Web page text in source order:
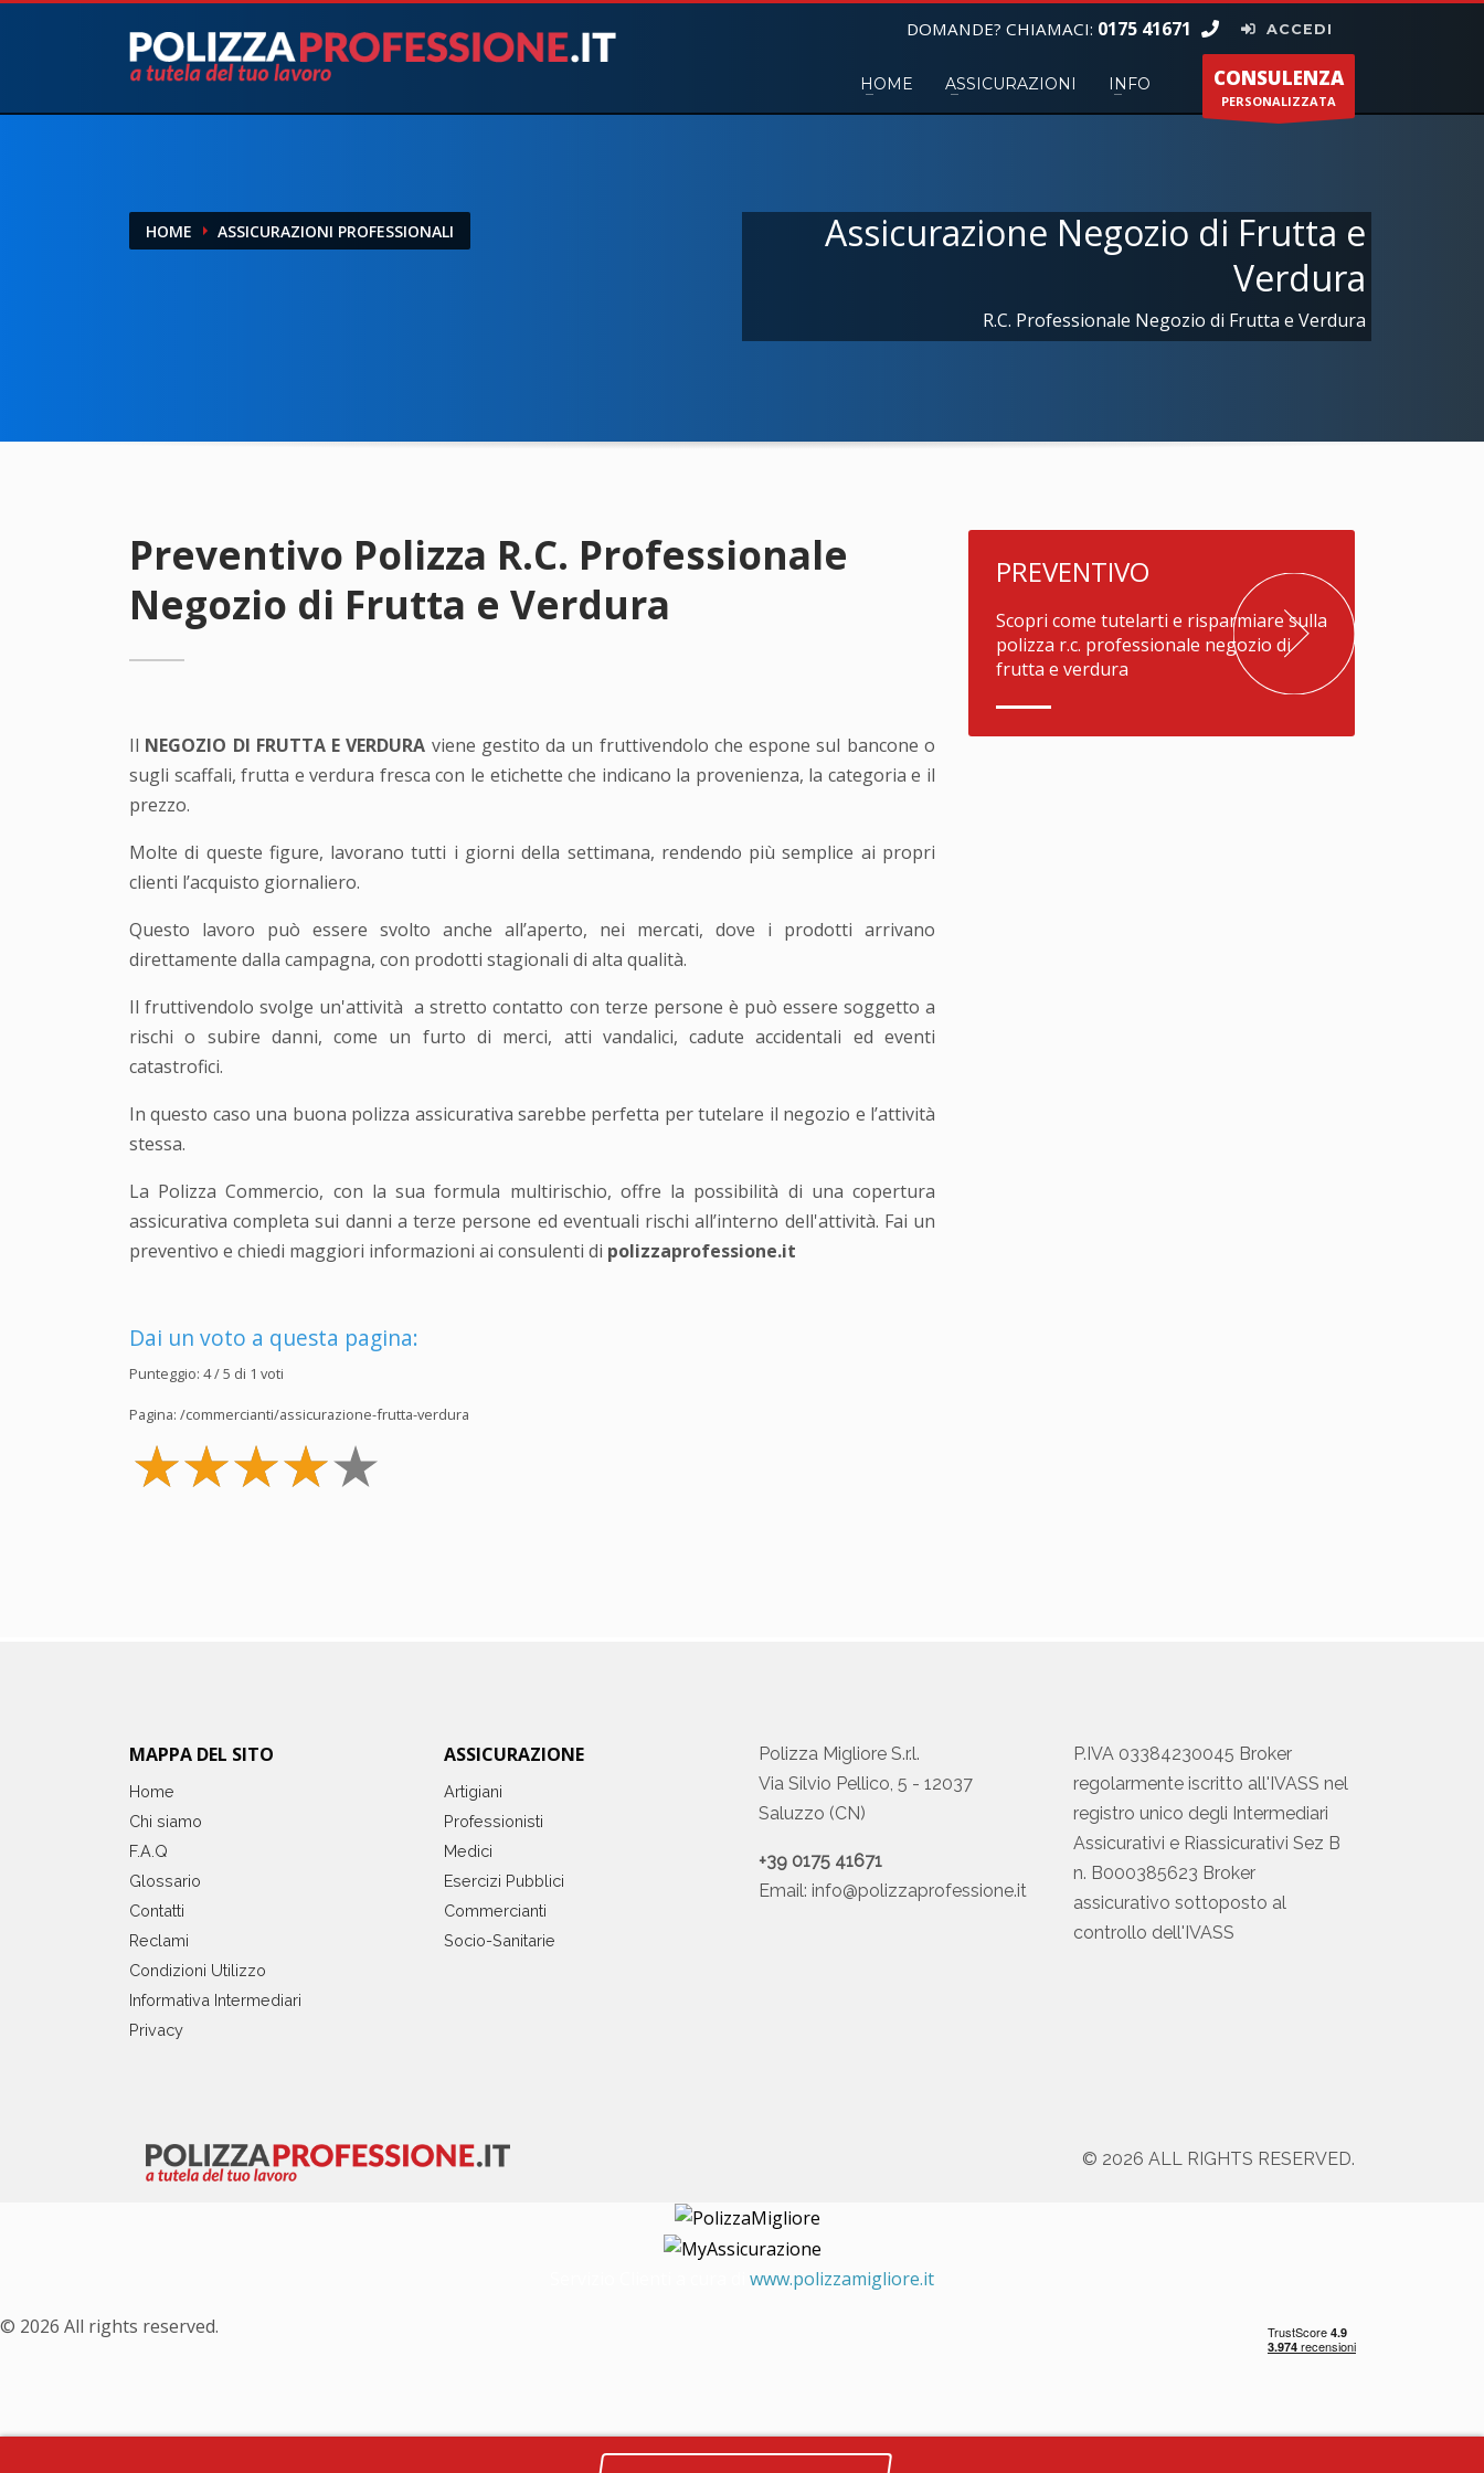
DOMANDE? CHIAMACI: 0175 41671 ACCEDI
HOME ASSICURAZIONI INFO CONSULENZA
PERSONALIZZATA
HOME ASSICURAZIONI PROFESSIONALI
Assicurazione Negozio di Frutta e
Verdura
R.C. Professionale Negozio di Frutta e Verdura
Preventivo Polizza R.C. Professionale
Negozio di Frutta e Verdura
Il NEGOZIO DI FRUTTA E VERDURA viene gestito da un fruttivendolo che espone sul bancone o
sugli scaffali, frutta e verdura fresca con le etichette che indicano la provenienza, la categoria e il
prezzo.
Molte di queste figure, lavorano tutti i giorni della settimana, rendendo più semplice ai propri
clienti l’acquisto giornaliero.
Questo lavoro può essere svolto anche all’aperto, nei mercati, dove i prodotti arrivano
direttamente dalla campagna, con prodotti stagionali di alta qualità.
Il fruttivendolo svolge un'attività a stretto contatto con terze persone è può essere soggetto a
rischi o subire danni, come un furto di merci, atti vandalici, cadute accidentali ed eventi
catastrofici.
In questo caso una buona polizza assicurativa sarebbe perfetta per tutelare il negozio e l’attività
stessa.
La Polizza Commercio, con la sua formula multirischio, offre la possibilità di una copertura
assicurativa completa sui danni a terze persone ed eventuali rischi all’interno dell'attività. Fai un
preventivo e chiedi maggiori informazioni ai consulenti di polizzaprofessione.it
Dai un voto a questa pagina:
Punteggio: 4/ 5 di 1 voti
Pagina: /commercianti/assicurazione-frutta-verdura
PREVENTIVO
Scopri come tutelarti e risparmiare sulla
polizza r.c. professionale negozio di
frutta e verdura
MAPPA DEL SITO
Home
Chi siamo
F.A.Q
Glossario
Contatti
Reclami
Condizioni Utilizzo
Informativa Intermediari
Privacy
ASSICURAZIONE
Artigiani
Professionisti
Medici
Esercizi Pubblici
Commercianti
Socio-Sanitarie
Polizza Migliore S.r.l.
Via Silvio Pellico, 5 - 12037
Saluzzo (CN)
+39 0175 41671
Email: info@polizzaprofessione.it
P.IVA 03384230045 Broker
regolarmente iscritto all'IVASS nel
registro unico degli Intermediari
Assicurativi e Riassicurativi Sez B
n. B000385623 Broker
assicurativo sottoposto al
controllo dell'IVASS
© 2026 ALL RIGHTS RESERVED.
www.polizzamigliore.it
© 2026 All rights reserved.